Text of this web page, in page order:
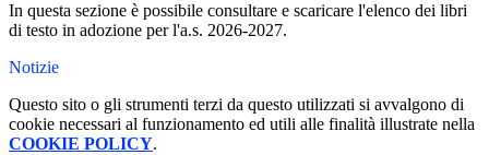
In questa sezione è possibile consultare e scaricare l'elenco dei libri
di testo in adozione per l'a.s. 2026-2027.
Notizie
Questo sito o gli strumenti terzi da questo utilizzati si avvalgono di
cookie necessari al funzionamento ed utili alle finalità illustrate nella
COOKIE POLICY.